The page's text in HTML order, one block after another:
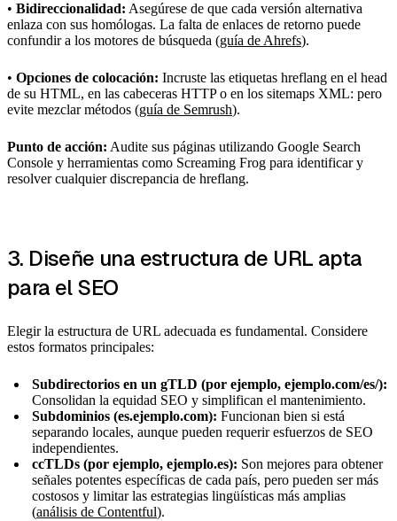
• Bidireccionalidad: Asegúrese de que cada versión alternativa
enlaza con sus homólogas. La falta de enlaces de retorno puede
confundir a los motores de búsqueda (guía de Ahrefs).
• Opciones de colocación: Incruste las etiquetas hreflang en el head
de su HTML, en las cabeceras HTTP o en los sitemaps XML: pero
evite mezclar métodos (guía de Semrush).
Punto de acción: Audite sus páginas utilizando Google Search
Console y herramientas como Screaming Frog para identificar y
resolver cualquier discrepancia de hreflang.
3. Diseñe una estructura de URL apta
para el SEO
Elegir la estructura de URL adecuada es fundamental. Considere
estos formatos principales:
Subdirectorios en un gTLD (por ejemplo, ejemplo.com/es/):
Consolidan la equidad SEO y simplifican el mantenimiento.
Subdominios (es.ejemplo.com): Funcionan bien si está
separando locales, aunque pueden requerir esfuerzos de SEO
independientes.
ccTLDs (por ejemplo, ejemplo.es): Son mejores para obtener
señales potentes específicas de cada país, pero pueden ser más
costosos y limitar las estrategias lingüísticas más amplias
(análisis de Contentful).